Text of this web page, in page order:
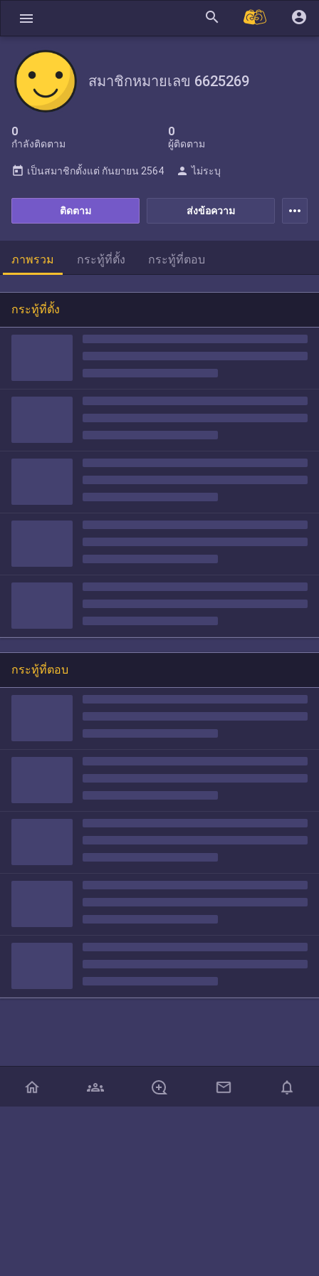
menu search account_circle
สมาชิกหมายเลข 6625269
0
กำลังติดตาม
0
ผู้ติดตาม
ส่งข้อความ
ติดตาม
today เป็นสมาชิกตั้งแต่ กันยายน 2564 person ไม่ระบุ
more_horiz
ภาพรวม กระทู้ที่ตั้ง กระทู้ที่ตอบ
กระทู้ที่ตั้ง
กระทู้ที่ตอบ